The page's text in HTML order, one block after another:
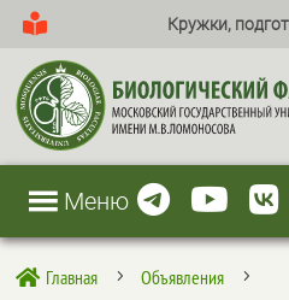
Кружки,
Меню
 Главная 5 Объявления 5